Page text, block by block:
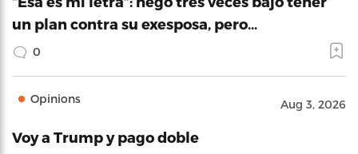
un plan contra su exesposa, pero…
0
Opinions Aug 3, 2026
Voy a Trump y pago doble